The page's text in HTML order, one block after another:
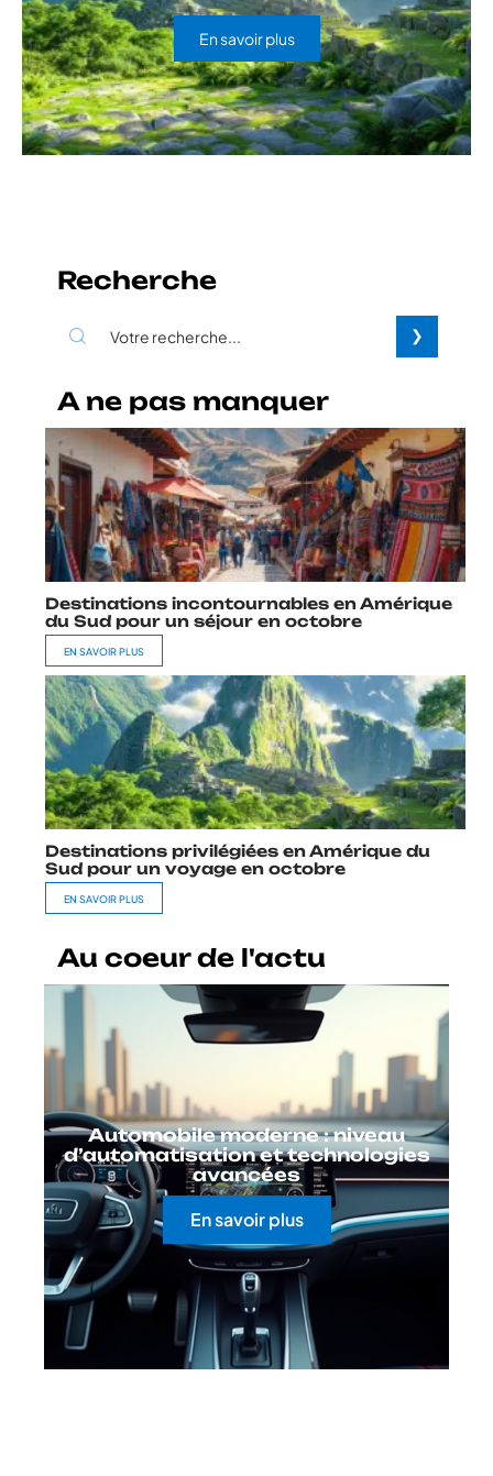
En savoir plus
Recherche
A ne pas manquer
Destinations incontournables en Amérique
du Sud pour un séjour en octobre
EN SAVOIR PLUS
Destinations privilégiées en Amérique du
Sud pour un voyage en octobre
EN SAVOIR PLUS
Au coeur de l'actu
Automobile moderne : niveau
d’automatisation et technologies
avancées
En savoir plus